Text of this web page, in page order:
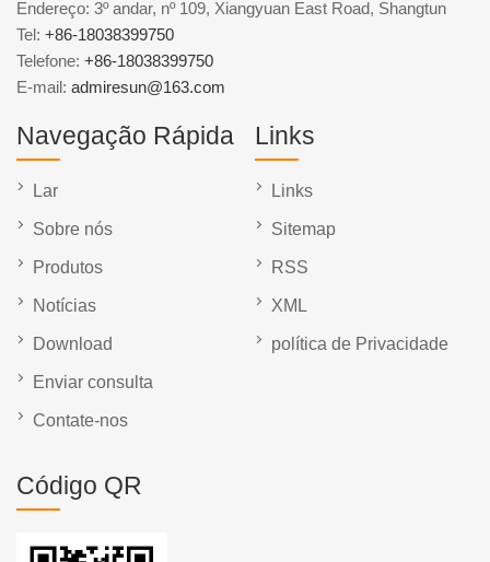
Endereço: 3º andar, nº 109, Xiangyuan East Road, Shangtun
Tel: +86-18038399750
Telefone: +86-18038399750
E-mail: admiresun@163.com
Navegação Rápida
Lar
Sobre nós
Produtos
Notícias
Download
Enviar consulta
Contate-nos
Links
Links
Sitemap
RSS
XML
política de Privacidade
Código QR